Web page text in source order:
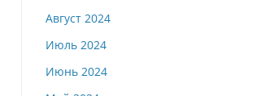
Август 2024
Июль 2024
Июнь 2024